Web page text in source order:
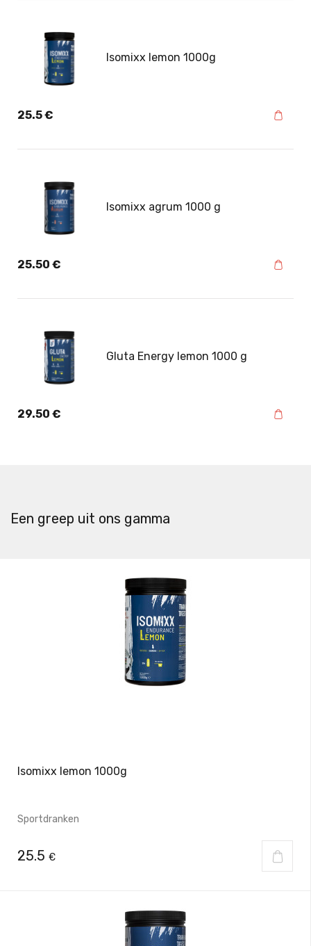
Isomixx lemon 1000g
25.5€
Isomixx agrum 1000 g
25.50 €
Gluta Energy lemon 1000 g
29.50 €
Een greep uit ons gamma
Isomixx lemon 1000g
Sportdranken
25.5 €